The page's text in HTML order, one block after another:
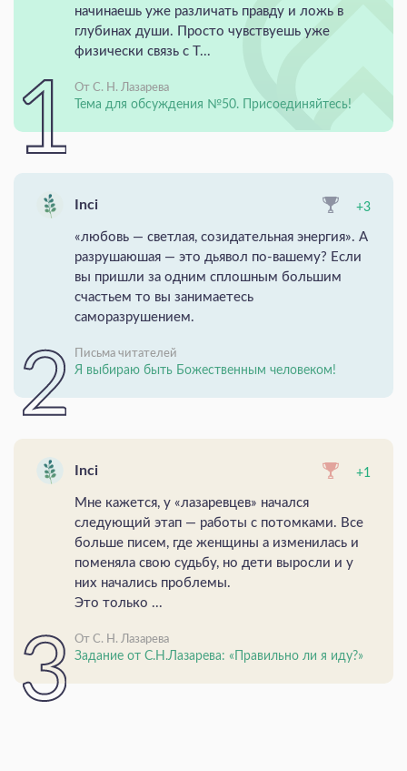
начинаешь уже различать правду и ложь в
глубинах души. Просто чувствуешь уже
физически связь с Т...
От С. Н. Лазарева
Тема для обсуждения №50. Присоединяйтесь!
Inci +3
«любовь — светлая, созидательная энергия». А
разрушаюшая — это дьявол по-вашему? Если
вы пришли за одним сплошным большим
счастьем то вы занимаетесь
саморазрушением.
Письма читателей
Я выбираю быть Божественным человеком!
Inci +1
Мне кажется, у «лазаревцев» начался
следующий этап — работы с потомками. Все
больше писем, где женщины а изменилась и
поменяла свою судьбу, но дети выросли и у
них начались проблемы.
Это только ...
От С. Н. Лазарева
Задание от С.Н.Лазарева: «Правильно ли я иду?»